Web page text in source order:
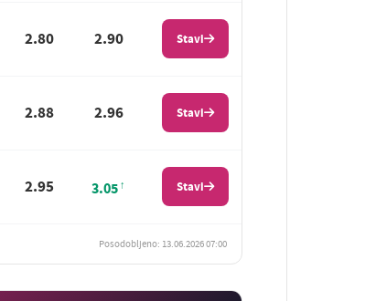
2.80 2.90 Stavi
2.88 2.96 Stavi
2.95 3.05 Stavi
Posodobljeno: 13.06.2026 07:00